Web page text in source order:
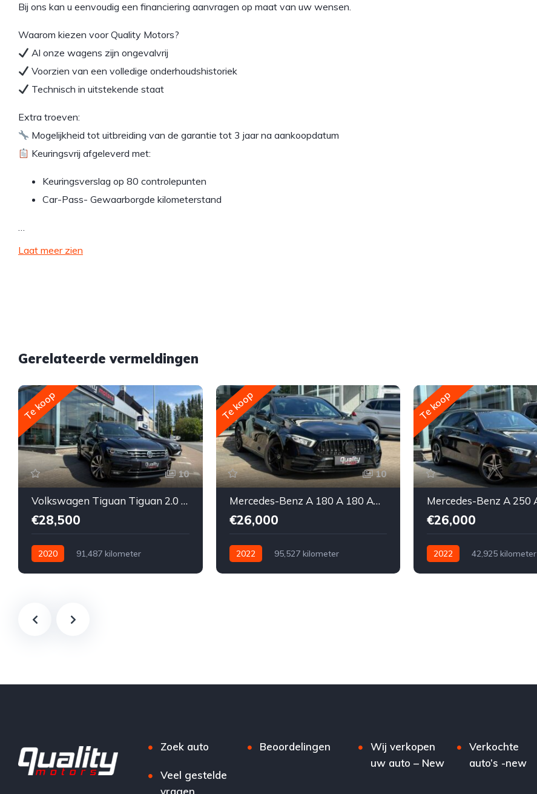
Bij ons kan u eenvoudig een financiering aanvragen op maat van uw wensen.
Waarom kiezen voor Quality Motors?
Al onze wagens zijn ongevalvrij
Voorzien van een volledige onderhoudshistoriek
Technisch in uitstekende staat
Extra troeven:
Mogelijkheid tot uitbreiding van de garantie tot 3 jaar na aankoopdatum
Keuringsvrij afgeleverd met:
Keuringsverslag op 80 controlepunten
Car-Pass- Gewaarborgde kilometerstand
…
Laat meer zien
Gerelateerde vermeldingen
Te koop
10
Volkswagen Tiguan Tiguan 2.0 TDI // FULL OPTION // R-Line // DSG // PANORAMISCH DAK // KEY-LESS // LEDER // DYNAUDIO // 360° //
€28,500
2020
91,487 kilometer
5-door
Te koop
10
Mercedes-Benz A 180 A 180 AMG Line // BLACK EDITION //
€26,000
2022
95,527 kilometer
Te koop
€26,000
2022
42,925 kilometer
Zoek auto Beoordelingen
Veel gestelde
vragen
Wij verkopen
uw auto – New
Verkochte
auto’s -new